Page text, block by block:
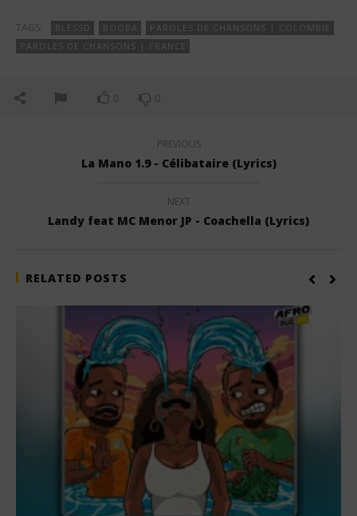
TAGS: BLESSD BOOBA
PAROLES DE CHANSONS | COLOMBIE
PAROLES DE CHANSONS | FRANCE
0 0
PREVIOUS
La Mano 1.9 - Célibataire (Lyrics)
NEXT
Landy feat MC Menor JP - Coachella (Lyrics)
RELATED POSTS